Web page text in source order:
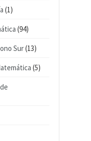
(1)
(94)
Sur(13)
(5)